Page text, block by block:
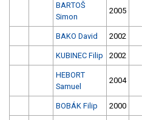
BARTOŠ
Simon
2005
BAKO David 2002
KUBINEC Filip 2002
HEBORT
Samuel
2004
BOBÁK Filip 2000